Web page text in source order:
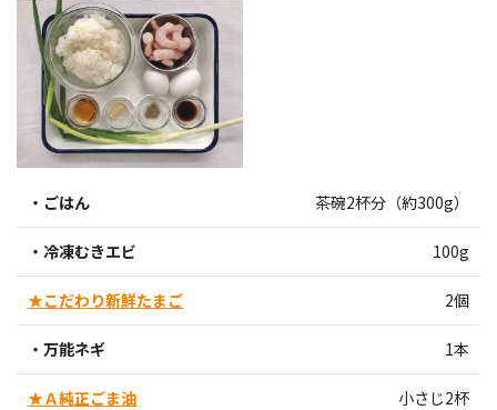
・ごはん 茶碗2杯分（約300g）
・冷凍むきエビ 100g
★こだわり新鮮たまご 2個
・万能ネギ 1本
★Ａ純正ごま油 小さじ2杯